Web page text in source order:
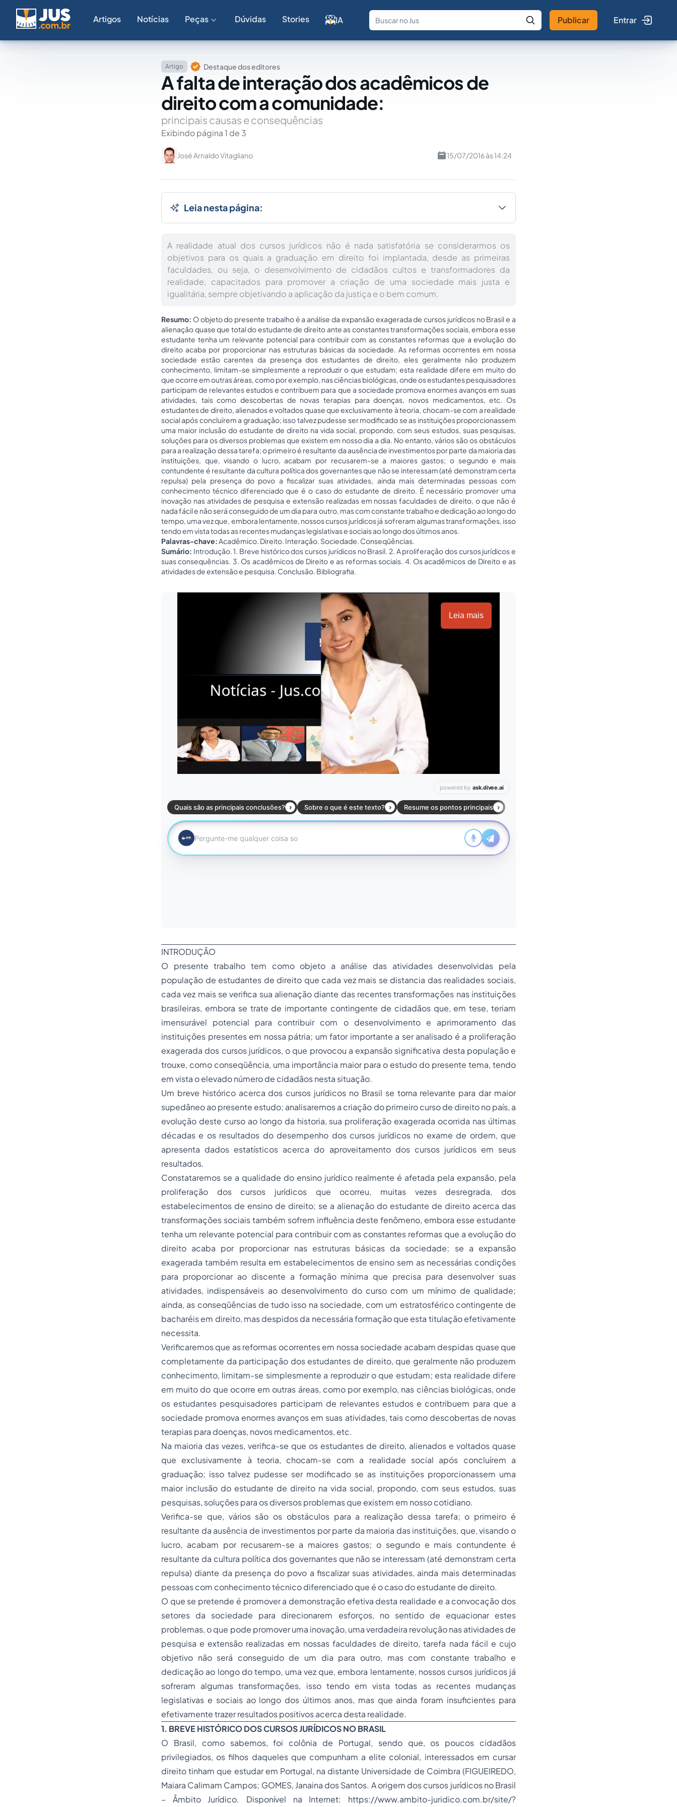
Artigos Notícias Peças Dúvidas Stories IA
Fale com a IA Buscar no Jus
Publicar Entrar
Artigo Destaque dos editores
A falta de interação dos acadêmicos de
direito com a comunidade:
principais causas e consequências
Exibindo página 1 de 3
José Arnaldo Vitagliano 15/07/2016 às 14:24
Leia nesta página:
A realidade atual dos cursos jurídicos não é nada satisfatória se considerarmos os
objetivos para os quais a graduação em direito foi implantada, desde as primeiras
faculdades, ou seja, o desenvolvimento de cidadãos cultos e transformadores da
realidade, capacitados para promover a criação de uma sociedade mais justa e
igualitária, sempre objetivando a aplicação da justiça e o bem comum.
Resumo: O objeto do presente trabalho é a análise da expansão exagerada de cursos jurídicos no Brasil e a
alienação quase que total do estudante de direito ante as constantes transformações sociais, embora esse
estudante tenha um relevante potencial para contribuir com as constantes reformas que a evolução do
direito acaba por proporcionar nas estruturas básicas da sociedade. As reformas ocorrentes em nossa
sociedade estão carentes da presença dos estudantes de direito, eles geralmente não produzem
conhecimento, limitam-se simplesmente a reproduzir o que estudam; esta realidade difere em muito do
que ocorre em outras áreas, como por exemplo, nas ciências biológicas, onde os estudantes pesquisadores
participam de relevantes estudos e contribuem para que a sociedade promova enormes avanços em suas
atividades, tais como descobertas de novas terapias para doenças, novos medicamentos, etc. Os
estudantes de direito, alienados e voltados quase que exclusivamente à teoria, chocam-se com a realidade
social após concluírem a graduação; isso talvez pudesse ser modificado se as instituições proporcionassem
uma maior inclusão do estudante de direito na vida social, propondo, com seus estudos, suas pesquisas,
soluções para os diversos problemas que existem em nosso dia a dia. No entanto, vários são os obstáculos
para a realização dessa tarefa; o primeiro é resultante da ausência de investimentos por parte da maioria das
instituições, que, visando o lucro, acabam por recusarem-se a maiores gastos; o segundo e mais
contundente é resultante da cultura política dos governantes que não se interessam (até demonstram certa
repulsa) pela presença do povo a fiscalizar suas atividades, ainda mais determinadas pessoas com
conhecimento técnico diferenciado que é o caso do estudante de direito. É necessário promover uma
inovação nas atividades de pesquisa e extensão realizadas em nossas faculdades de direito, o que não é
nada fácil e não será conseguido de um dia para outro, mas com constante trabalho e dedicação ao longo do
tempo, uma vez que, embora lentamente, nossos cursos jurídicos já sofreram algumas transformações, isso
tendo em vista todas as recentes mudanças legislativas e sociais ao longo dos últimos anos.
Palavras-chave:Acadêmico. Direito. Interação. Sociedade. Conseqüências.
Sumário: Introdução. 1. Breve histórico dos cursos jurídicos no Brasil. 2. A proliferação dos cursos jurídicos e
suas consequências. 3. Os acadêmicos de Direito e as reformas sociais. 4. Os acadêmicos de Direito e as
atividades de extensão e pesquisa. Conclusão. Bibliografia.
Leia mais
INTRODUÇÃO
O presente trabalho tem como objeto a análise das atividades desenvolvidas pela
população de estudantes de direito que cada vez mais se distancia das realidades sociais,
cada vez mais se verifica sua alienação diante das recentes transformações nas instituições
brasileiras, embora se trate de importante contingente de cidadãos que, em tese, teriam
imensurável potencial para contribuir com o desenvolvimento e aprimoramento das
instituições presentes em nossa pátria; um fator importante a ser analisado é a proliferação
exagerada dos cursos jurídicos, o que provocou a expansão significativa desta população e
trouxe, como conseqüência, uma importância maior para o estudo do presente tema, tendo
em vista o elevado número de cidadãos nesta situação.
Um breve histórico acerca dos cursos jurídicos no Brasil se torna relevante para dar maior
supedâneo ao presente estudo; analisaremos a criação do primeiro curso de direito no país, a
evolução deste curso ao longo da historia, sua proliferação exagerada ocorrida nas últimas
décadas e os resultados do desempenho dos cursos jurídicos no exame de ordem, que
apresenta dados estatísticos acerca do aproveitamento dos cursos jurídicos em seus
resultados.
Constataremos se a qualidade do ensino jurídico realmente é afetada pela expansão, pela
proliferação dos cursos jurídicos que ocorreu, muitas vezes desregrada, dos
estabelecimentos de ensino de direito; se a alienação do estudante de direito acerca das
transformações sociais também sofrem influência deste fenômeno, embora esse estudante
tenha um relevante potencial para contribuir com as constantes reformas que a evolução do
direito acaba por proporcionar nas estruturas básicas da sociedade; se a expansão
exagerada também resulta em estabelecimentos de ensino sem as necessárias condições
para proporcionar ao discente a formação mínima que precisa para desenvolver suas
atividades, indispensáveis ao desenvolvimento do curso com um mínimo de qualidade;
ainda, as conseqüências de tudo isso na sociedade, com um estratosférico contingente de
bacharéis em direito, mas despidos da necessária formação que esta titulação efetivamente
necessita.
Verificaremos que as reformas ocorrentes em nossa sociedade acabam despidas quase que
completamente da participação dos estudantes de direito, que geralmente não produzem
conhecimento, limitam-se simplesmente a reproduzir o que estudam; esta realidade difere
em muito do que ocorre em outras áreas, como por exemplo, nas ciências biológicas, onde
os estudantes pesquisadores participam de relevantes estudos e contribuem para que a
sociedade promova enormes avanços em suas atividades, tais como descobertas de novas
terapias para doenças, novos medicamentos, etc.
Na maioria das vezes, verifica-se que os estudantes de direito, alienados e voltados quase
que exclusivamente à teoria, chocam-se com a realidade social após concluírem a
graduação; isso talvez pudesse ser modificado se as instituições proporcionassem uma
maior inclusão do estudante de direito na vida social, propondo, com seus estudos, suas
pesquisas, soluções para os diversos problemas que existem em nosso cotidiano.
Verifica-se que, vários são os obstáculos para a realização dessa tarefa; o primeiro é
resultante da ausência de investimentos por parte da maioria das instituições, que, visando o
lucro, acabam por recusarem-se a maiores gastos; o segundo e mais contundente é
resultante da cultura política dos governantes que não se interessam (até demonstram certa
repulsa) diante da presença do povo a fiscalizar suas atividades, ainda mais determinadas
pessoas com conhecimento técnico diferenciado que é o caso do estudante de direito.
O que se pretende é promover a demonstração efetiva desta realidade e a convocação dos
setores da sociedade para direcionarem esforços, no sentido de equacionar estes
problemas, o que pode promover uma inovação, uma verdadeira revolução nas atividades de
pesquisa e extensão realizadas em nossas faculdades de direito, tarefa nada fácil e cujo
objetivo não será conseguido de um dia para outro, mas com constante trabalho e
dedicação ao longo do tempo, uma vez que, embora lentamente, nossos cursos jurídicos já
sofreram algumas transformações, isso tendo em vista todas as recentes mudanças
legislativas e sociais ao longo dos últimos anos, mas que ainda foram insuficientes para
efetivamente trazer resultados positivos acerca desta realidade.
1. BREVE HISTÓRICO DOS CURSOS JURÍDICOS NO BRASIL
O Brasil, como sabemos, foi colônia de Portugal, sendo que, os poucos cidadãos
privilegiados, os filhos daqueles que compunham a elite colonial, interessados em cursar
direito tinham que estudar em Portugal, na distante Universidade de Coimbra (FIGUEIREDO,
Maiara Calimam Campos; GOMES, Janaina dos Santos. A origem dos cursos jurídicos no Brasil
– Âmbito Jurídico. Disponível na Internet: https://www.ambito-juridico.com.br/site/?